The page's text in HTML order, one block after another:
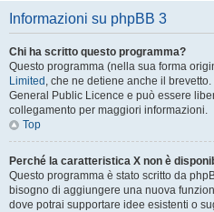
Informazioni su phpBB 3
Chi ha scritto questo programma?
Questo programma (nella sua forma
Limited , che ne detiene anche il
General Public Licence e può essere
collegamento per maggiori informazioni.
Top
Perché la caratteristica X non è
Questo programma è stato scritto da
bisogno di aggiungere una nuova
dove potrai supportare idee esistenti o